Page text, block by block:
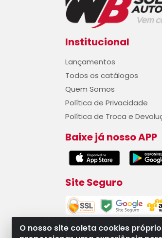
O nosso site coleta cookies
Institucional
Lançamentos
Todos os catálogos
Quem Somos
Política de Privacidade
Política de Troca e
Baixe já nosso APP
Site Seguro